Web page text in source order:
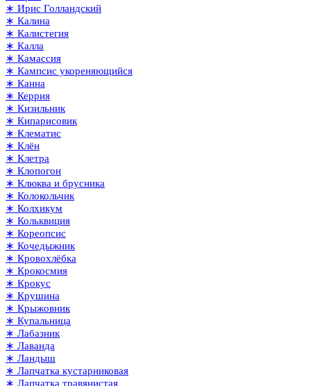
∗ Ирис Голландский
∗ Калина
∗ Калистегия
∗ Калла
∗ Камассия
∗ Кампсис укореняющийся
∗ Канна
∗ Керрия
∗ Кизильник
∗ Кипарисовик
∗ Клематис
∗ Клён
∗ Клетра
∗ Клопогон
∗ Клюква и брусника
∗ Колокольчик
∗ Колхикум
∗ Кольквиция
∗ Кореопсис
∗ Кочедыжник
∗ Кровохлёбка
∗ Крокосмия
∗ Крокус
∗ Крушина
∗ Крыжовник
∗ Купальница
∗ Лабазник
∗ Лаванда
∗ Ландыш
∗ Лапчатка кустарниковая
∗ Лапчатка травянистая